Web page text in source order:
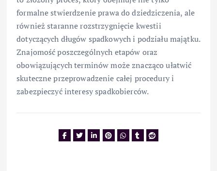
formalne stwierdzenie prawa do dziedziczenia, ale
również staranne rozstrzygnięcie kwestii
dotyczących długów spadkowych i podziału majątku.
Znajomość poszczególnych etapów oraz
obowiązujących terminów może znacząco ułatwić
skuteczne przeprowadzenie całej procedury i
zabezpieczyć interesy spadkobierców.